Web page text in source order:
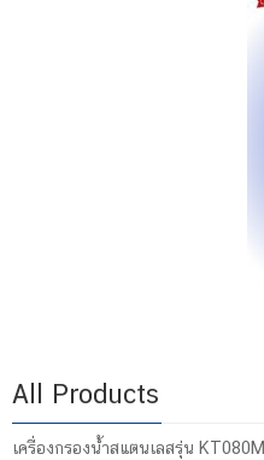
All Products
เครื่องกรองน้ำสแตนเลสรุ่น KT080M